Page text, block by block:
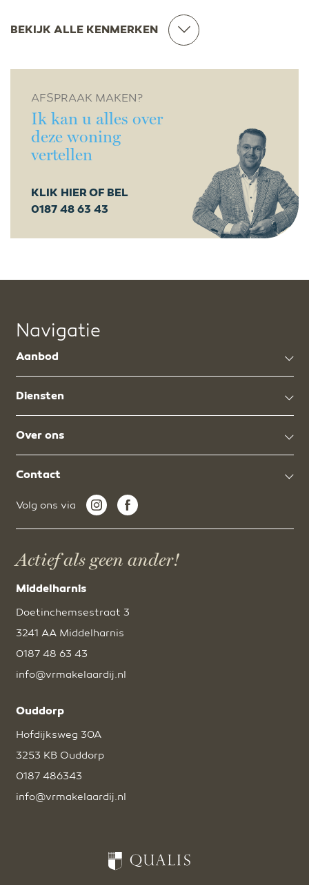
BEKIJK ALLE KENMERKEN
AFSPRAAK MAKEN?
Ik kan u alles over
deze woning
vertellen
KLIK HIER OF BEL
0187 48 63 43
Navigatie
Aanbod
Diensten
Over ons
Contact
Volg ons via
Actief als geen ander!
Middelharnis
Doetinchemsestraat 3
3241 AA Middelharnis
0187 48 63 43
info@vrmakelaardij.nl
Ouddorp
Hofdijksweg 30A
3253 KB Ouddorp
0187 486343
info@vrmakelaardij.nl